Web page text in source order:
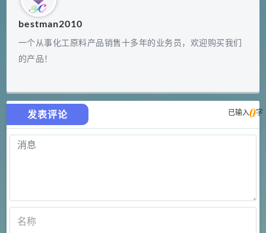
bestman2010
一个从事化工原料产品销售十多年的业务员，欢迎购买我们
的产品！
发表评论 已输入0字